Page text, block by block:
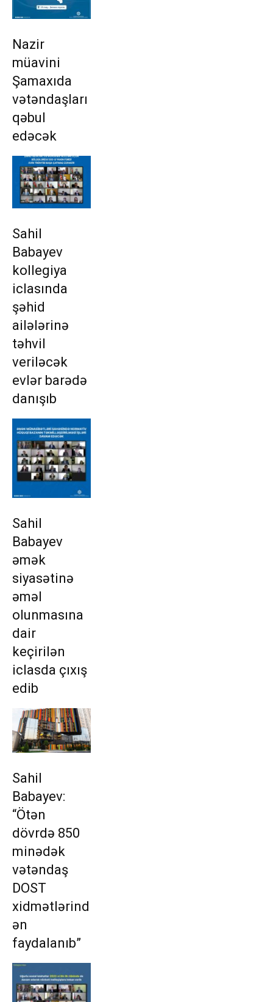
Nazir
müavini
Şamaxıda
vətəndaşları
qəbul
edəcək
Sahil
Babayev
kollegiya
iclasında
şəhid
ailələrinə
təhvil
veriləcək
evlər barədə
danışıb
Sahil
Babayev
əmək
siyasətinə
əməl
olunmasına
dair
keçirilən
iclasda çıxış
edib
Sahil
Babayev:
“Ötən
dövrdə 850
minədək
vətəndaş
DOST
xidmətlərind
ən
faydalanıb”